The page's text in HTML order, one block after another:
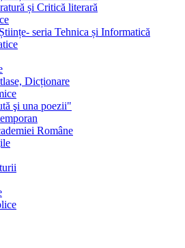
și Critică literară
seria Tehnica și Informatică
Dicționare
şi una poezii"
Române